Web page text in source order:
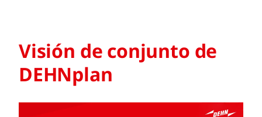
Visión de conjunto de
DEHNplan